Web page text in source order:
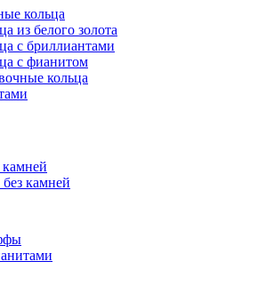
кольца
из белого золота
с бриллиантами
с фианитом
кольца
камней
камней